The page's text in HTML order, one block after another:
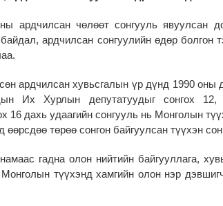
ардчилсан чөлөөт сонгууль явуулсан
ардчилсан сонгуулийн өдөр болгон
ардчилсан хувьсгалын үр дүнд 1990 оны
Их Хурлын депутатуудыг сонгох 12,
16 дахь удаагийн сонгууль нь Монголын
өөрсдөө төрөө сонгон байгуулсан түүхэн
гадна олон нийтийн байгууллага,
түүхэнд хамгийн олон нэр